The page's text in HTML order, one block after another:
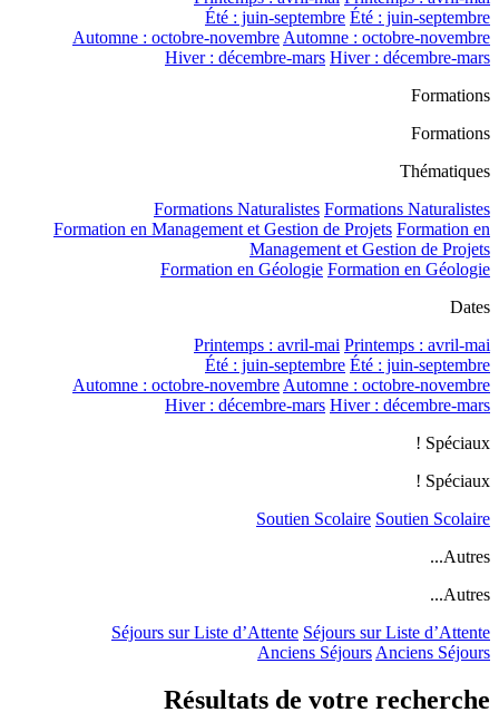
Été : juin-septembre Été : juin-septembre
Automne : octobre-novembreAutomne : octobre-novembre
Hiver : décembre-mars Hiver : décembre-mars
Formations
Formations
Thématiques
Formations Naturalistes Formations Naturalistes
Formation en Management et Gestion de Projets Formation en
Management et Gestion de Projets
Formation en Géologie Formation en Géologie
Dates
Printemps : avril-mai Printemps : avril-mai
Été : juin-septembre Été : juin-septembre
Automne : octobre-novembreAutomne : octobre-novembre
Hiver : décembre-mars Hiver : décembre-mars
Spéciaux !
Spéciaux !
Soutien Scolaire Soutien Scolaire
Autres...
Autres...
Séjours sur Liste d’Attente Séjours sur Liste d’Attente
Anciens SéjoursAnciens Séjours
Résultats de votre recherche